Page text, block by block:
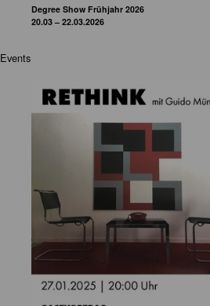
Degree Show Frühjahr 2026
20.03 – 22.03.2026
Events